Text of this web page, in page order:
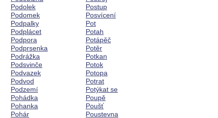
Podolek
Podomek
Podpalky
Podplácet
Podpora
Podprsenka
Podrážka
Podsvinče
Podvazek
Podvod
Podzemí
Pohádka
Pohanka
Pohár
Postup
Posvícení
Pot
Potah
Potápěč
Potěr
Potkan
Potok
Potopa
Potrat
Potýkat se
Poupě
Poušť
Poustevna